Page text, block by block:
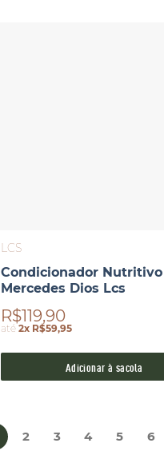
LCS
Condicionador
Mercedes Dios Lcs
R$119,90
até 2x R$59,95
Adicionar à sacola
2 3 4 5 6